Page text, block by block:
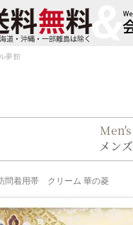
夢館
Men's
メンズ
問着用帯 クリーム 華の菱